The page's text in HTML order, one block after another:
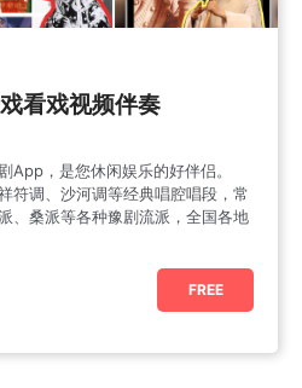
看戏视频伴奏
App，是您休闲娱乐的好伴侣。
符调、沙河调等经典唱腔唱段，常
、桑派等各种豫剧流派，全国各地
FREE